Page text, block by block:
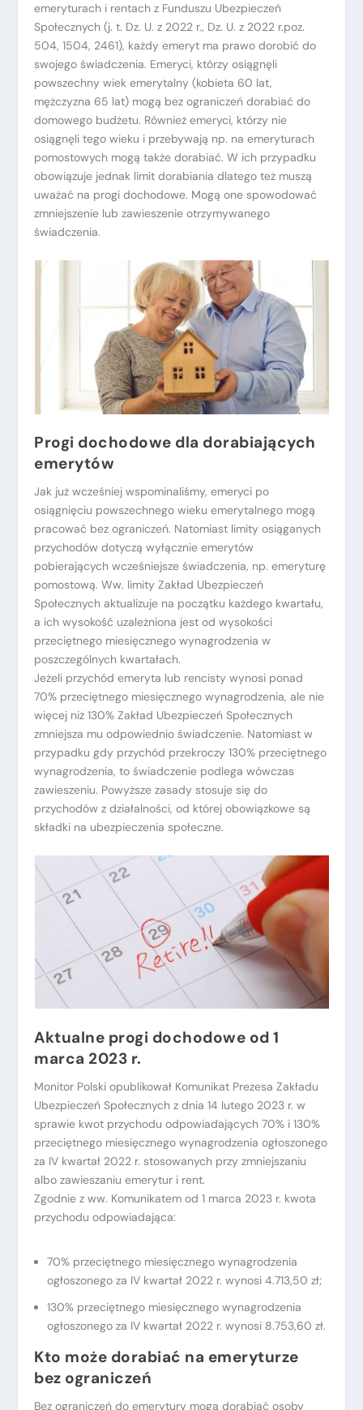
emeryturach i rentach z Funduszu Ubezpieczeń
Społecznych (j. t. Dz. U. z 2022 r., Dz. U. z 2022 r.poz.
504, 1504, 2461), każdy emeryt ma prawo dorobić do
swojego świadczenia. Emeryci, którzy osiągnęli
powszechny wiek emerytalny (kobieta 60 lat,
mężczyzna 65 lat) mogą bez ograniczeń dorabiać do
domowego budżetu. Również emeryci, którzy nie
osiągnęli tego wieku i przebywają np. na emeryturach
pomostowych mogą także dorabiać. W ich przypadku
obowiązuje jednak limit dorabiania dlatego też muszą
uważać na progi dochodowe. Mogą one spowodować
zmniejszenie lub zawieszenie otrzymywanego
świadczenia.
Progi dochodowe dla dorabiających
emerytów
Jak już wcześniej wspominaliśmy, emeryci po
osiągnięciu powszechnego wieku emerytalnego mogą
pracować bez ograniczeń. Natomiast limity osiąganych
przychodów dotyczą wyłącznie emerytów
pobierających wcześniejsze świadczenia, np. emeryturę
pomostową. Ww. limity Zakład Ubezpieczeń
Społecznych aktualizuje na początku każdego kwartału,
a ich wysokość uzależniona jest od wysokości
przeciętnego miesięcznego wynagrodzenia w
poszczególnych kwartałach.
Jeżeli przychód emeryta lub rencisty wynosi ponad
70% przeciętnego miesięcznego wynagrodzenia, ale nie
więcej niż 130% Zakład Ubezpieczeń Społecznych
zmniejsza mu odpowiednio świadczenie. Natomiast w
przypadku gdy przychód przekroczy 130% przeciętnego
wynagrodzenia, to świadczenie podlega wówczas
zawieszeniu. Powyższe zasady stosuje się do
przychodów z działalności, od której obowiązkowe są
składki na ubezpieczenia społeczne.
Aktualne progi dochodowe od 1
marca 2023 r.
Monitor Polski opublikował Komunikat Prezesa Zakładu
Ubezpieczeń Społecznych z dnia 14 lutego 2023 r. w
sprawie kwot przychodu odpowiadających 70% i 130%
przeciętnego miesięcznego wynagrodzenia ogłoszonego
za IV kwartał 2022 r. stosowanych przy zmniejszaniu
albo zawieszaniu emerytur i rent.
Zgodnie z ww. Komunikatem od 1 marca 2023 r. kwota
przychodu odpowiadająca:
70% przeciętnego miesięcznego wynagrodzenia
ogłoszonego za IV kwartał 2022 r. wynosi 4.713,50 zł;
130% przeciętnego miesięcznego wynagrodzenia
ogłoszonego za IV kwartał 2022 r. wynosi 8.753,60 zł.
Kto może dorabiać na emeryturze
bez ograniczeń
Bez ograniczeń do emerytury mogą dorabiać osoby